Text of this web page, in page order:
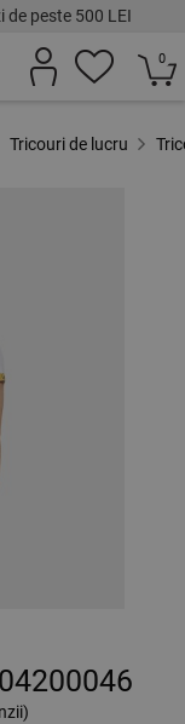
de peste 500 LEI
0
Tricouri de lucru